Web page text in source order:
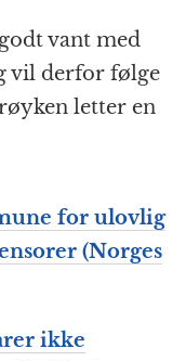
vant med
vil derfor følge
letter en
for ulovlig
(Norges
ikke